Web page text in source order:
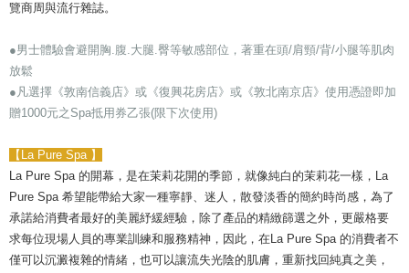
覽商周與流行雜誌。
●男士體驗會避開胸.腹.大腿.臀等敏感部位，著重在頭/肩頸/背/小腿等肌肉
放鬆
●凡選擇《敦南信義店》或《復興花房店》或《敦北南京店》使用憑證即加
贈1000元之Spa抵用券乙張(限下次使用)
【La Pure Spa 】
La Pure Spa 的開幕，是在茉莉花開的季節，就像純白的茉莉花一樣，La
Pure Spa 希望能帶給大家一種寧靜、迷人，散發淡香的簡約時尚感，為了
承諾給消費者最好的美麗紓緩經驗，除了產品的精緻篩選之外，更嚴格要
求每位現場人員的專業訓練和服務精神，因此，在La Pure Spa 的消費者不
僅可以沉澱複雜的情緒，也可以讓流失光陰的肌膚，重新找回純真之美，